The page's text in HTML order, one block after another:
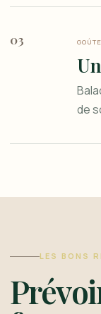
03
de
LES BONS